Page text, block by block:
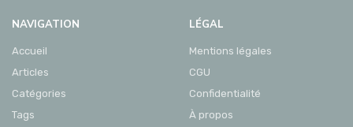
NAVIGATION
Accueil
Articles
Catégories
Tags
LÉGAL
Mentions légales
CGU
Confidentialité
À propos